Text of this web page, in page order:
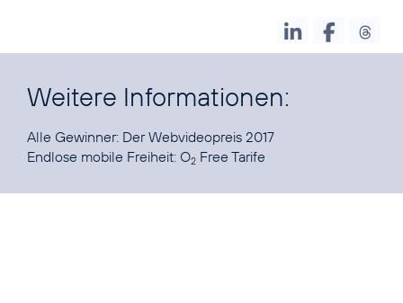
Weitere Informationen:
Alle Gewinner: Der Webvideopreis 2017
Endlose mobile Freiheit: O2 Free Tarife